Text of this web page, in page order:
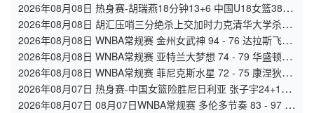
2026年08月08日 热身赛-胡瑞燕18分钟13+6 中国U18女篮38分
大胜蒙古女篮
2026年08月08日 胡汇压哨三分绝杀上交加时力克清华大学杀入
决赛 陈天灿三双
2026年08月08日 WNBA常规赛 金州女武神 94 - 76 达拉斯飞翼
全场集锦
2026年08月08日 WNBA常规赛 亚特兰大梦想 74 - 79 华盛顿神
秘人 全场集锦
2026年08月08日 WNBA常规赛 菲尼克斯水星 72 - 75 康涅狄格
太阳 全场集锦
2026年08月07日 热身赛-中国女篮险胜尼日利亚 张子宇24+11
杨舒予12+6
2026年08月07日 08月07日WNBA常规赛 多伦多节奏 83 - 97 波